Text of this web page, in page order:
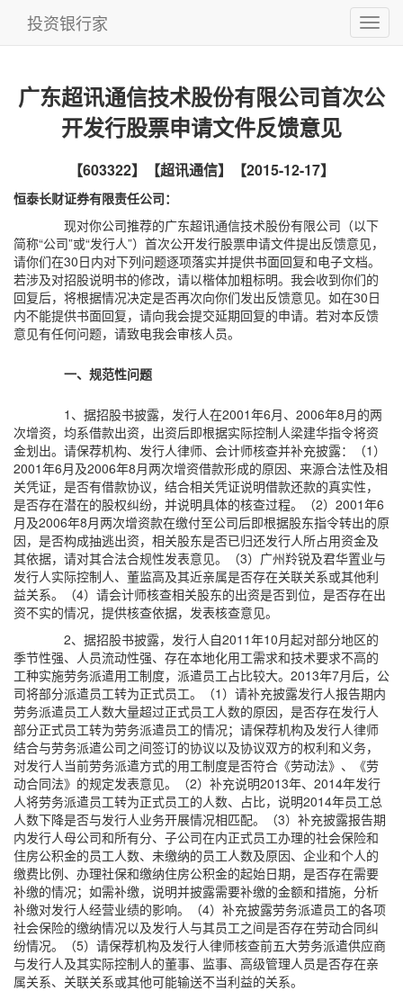
投资银行家
广东超讯通信技术股份有限公司首次公
开发行股票申请文件反馈意见
【603322】【超讯通信】【2015-12-17】
恒泰长财证券有限责任公司：
现对你公司推荐的广东超讯通信技术股份有限公司（以下
简称“公司”或“发行人”）首次公开发行股票申请文件提出反馈意见，
请你们在30日内对下列问题逐项落实并提供书面回复和电子文档。
若涉及对招股说明书的修改，请以楷体加粗标明。我会收到你们的
回复后，将根据情况决定是否再次向你们发出反馈意见。如在30日
内不能提供书面回复，请向我会提交延期回复的申请。若对本反馈
意见有任何问题，请致电我会审核人员。
一、规范性问题
1、据招股书披露，发行人在2001年6月、2006年8月的两
次增资，均系借款出资，出资后即根据实际控制人梁建华指令将资
金划出。请保荐机构、发行人律师、会计师核查并补充披露：（1）
2001年6月及2006年8月两次增资借款形成的原因、来源合法性及相
关凭证，是否有借款协议，结合相关凭证说明借款还款的真实性，
是否存在潜在的股权纠纷，并说明具体的核查过程。（2）2001年6
月及2006年8月两次增资款在缴付至公司后即根据股东指令转出的原
因，是否构成抽逃出资，相关股东是否已归还发行人所占用资金及
其依据，请对其合法合规性发表意见。（3）广州羚锐及君华置业与
发行人实际控制人、董监高及其近亲属是否存在关联关系或其他利
益关系。（4）请会计师核查相关股东的出资是否到位，是否存在出
资不实的情况，提供核查依据，发表核查意见。
2、据招股书披露，发行人自2011年10月起对部分地区的
季节性强、人员流动性强、存在本地化用工需求和技术要求不高的
工种实施劳务派遣用工制度，派遣员工占比较大。2013年7月后，公
司将部分派遣员工转为正式员工。（1）请补充披露发行人报告期内
劳务派遣员工人数大量超过正式员工人数的原因，是否存在发行人
部分正式员工转为劳务派遣员工的情况；请保荐机构及发行人律师
结合与劳务派遣公司之间签订的协议以及协议双方的权利和义务，
对发行人当前劳务派遣方式的用工制度是否符合《劳动法》、《劳
动合同法》的规定发表意见。（2）补充说明2013年、2014年发行
人将劳务派遣员工转为正式员工的人数、占比，说明2014年员工总
人数下降是否与发行人业务开展情况相匹配。（3）补充披露报告期
内发行人母公司和所有分、子公司在内正式员工办理的社会保险和
住房公积金的员工人数、未缴纳的员工人数及原因、企业和个人的
缴费比例、办理社保和缴纳住房公积金的起始日期，是否存在需要
补缴的情况；如需补缴，说明并披露需要补缴的金额和措施，分析
补缴对发行人经营业绩的影响。（4）补充披露劳务派遣员工的各项
社会保险的缴纳情况以及发行人与其员工之间是否存在劳动合同纠
纷情况。（5）请保荐机构及发行人律师核查前五大劳务派遣供应商
与发行人及其实际控制人的董事、监事、高级管理人员是否存在亲
属关系、关联关系或其他可能输送不当利益的关系。